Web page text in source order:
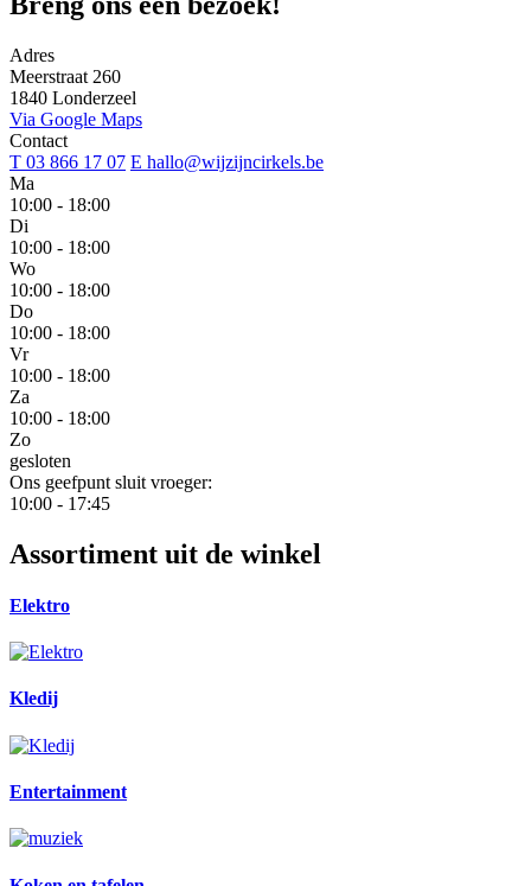
Adres
Meerstraat 260
1840 Londerzeel
Via Google Maps
Contact
T 03 866 17 07 E hallo@wijzijncirkels.be
Ma
10:00 - 18:00
Di
10:00 - 18:00
Wo
10:00 - 18:00
Do
10:00 - 18:00
Vr
10:00 - 18:00
Za
10:00 - 18:00
Zo
gesloten
Ons geefpunt sluit vroeger:
10:00 - 17:45
Assortiment uit de winkel
Elektro
Kledij
Entertainment